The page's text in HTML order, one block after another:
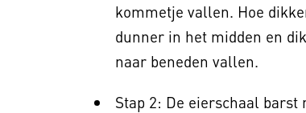
kommetje vallen. Hoe
dunner in het midden en
naar beneden vallen.
Stap 2: De eierschaal